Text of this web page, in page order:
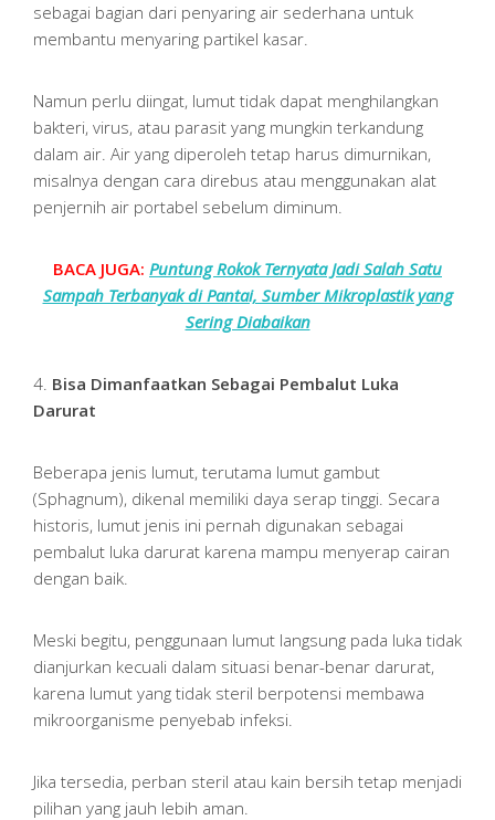
sebagai bagian dari penyaring air sederhana untuk
membantu menyaring partikel kasar.
Namun perlu diingat, lumut tidak dapat menghilangkan
bakteri, virus, atau parasit yang mungkin terkandung
dalam air. Air yang diperoleh tetap harus dimurnikan,
misalnya dengan cara direbus atau menggunakan alat
penjernih air portabel sebelum diminum.
BACA JUGA: Puntung Rokok Ternyata Jadi Salah Satu
Sampah Terbanyak di Pantai, Sumber Mikroplastik yang
Sering Diabaikan
4. Bisa Dimanfaatkan Sebagai Pembalut Luka
Darurat
Beberapa jenis lumut, terutama lumut gambut
(Sphagnum), dikenal memiliki daya serap tinggi. Secara
historis, lumut jenis ini pernah digunakan sebagai
pembalut luka darurat karena mampu menyerap cairan
dengan baik.
Meski begitu, penggunaan lumut langsung pada luka tidak
dianjurkan kecuali dalam situasi benar-benar darurat,
karena lumut yang tidak steril berpotensi membawa
mikroorganisme penyebab infeksi.
Jika tersedia, perban steril atau kain bersih tetap menjadi
pilihan yang jauh lebih aman.